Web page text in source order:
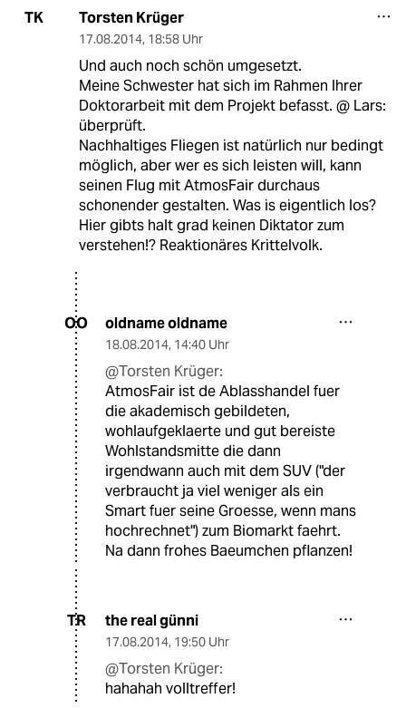
TK Torsten Krüger
17.08.2014, 18:58 Uhr
Und auch noch schön umgesetzt.
Meine Schwester hat sich im Rahmen Ihrer
Doktorarbeit mit dem Projekt befasst. @ Lars:
überprüft.
Nachhaltiges Fliegen ist natürlich nur bedingt
möglich, aber wer es sich leisten will, kann
seinen Flug mit AtmosFair durchaus
schonender gestalten. Was is eigentlich los?
Hier gibts halt grad keinen Diktator zum
verstehen!? Reaktionäres Krittelvolk.
OO oldname oldname
18.08.2014, 14:40 Uhr
@Torsten Krüger:
AtmosFair ist de Ablasshandel fuer
die akademisch gebildeten,
wohlaufgeklaerte und gut bereiste
Wohlstandsmitte die dann
irgendwann auch mit dem SUV ("der
verbraucht ja viel weniger als ein
Smart fuer seine Groesse, wenn mans
hochrechnet") zum Biomarkt faehrt.
Na dann frohes Baeumchen pflanzen!
TR the real günni
17.08.2014, 19:50 Uhr
@Torsten Krüger:
hahahah volltreffer!